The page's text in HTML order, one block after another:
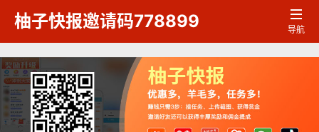
柚子快报邀请码778899 
导航